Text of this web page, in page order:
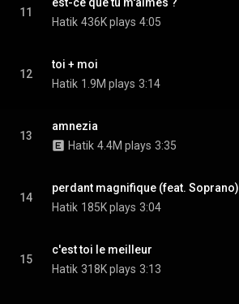
11
Hatik 436K plays 4:05
12
toi + moi
Hatik 1.9M plays 3:14
13
amnezia
Hatik 4.4M plays 3:35
14
perdant magnifique (feat. Soprano)
Hatik 185K plays 3:04
15
c'est toi le meilleur
Hatik 318K plays 3:13